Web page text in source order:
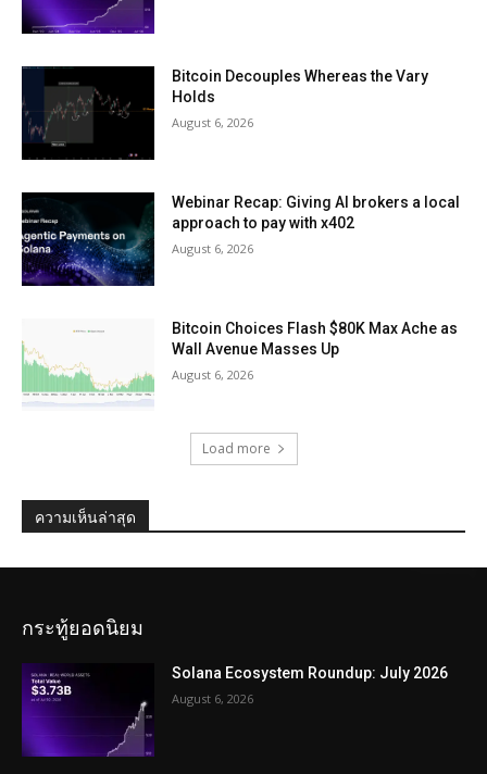
Bitcoin Decouples Whereas the Vary
Holds
August 6, 2026
Webinar Recap: Giving AI brokers a local
approach to pay with x402
August 6, 2026
Bitcoin Choices Flash $80K Max Ache as
Wall Avenue Masses Up
August 6, 2026
Load more
ความเห็นล่าสุด
กระทู้ยอดนิยม
Solana Ecosystem Roundup: July 2026
August 6, 2026